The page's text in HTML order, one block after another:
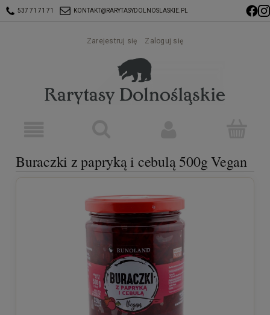
537 71 71 71 KONTAKT@RARYTASYDOLNOSLASKIE.PL
Zarejestruj się Zaloguj się
Buraczki z papryką i cebulą 500g Vegan